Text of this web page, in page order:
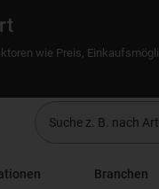
wie Preis,
Branchen